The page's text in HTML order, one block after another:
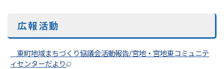
広報活動
東町地域まちづくり協議会活動報告/宮地・宮地東コミュニテ
ィセンターだより